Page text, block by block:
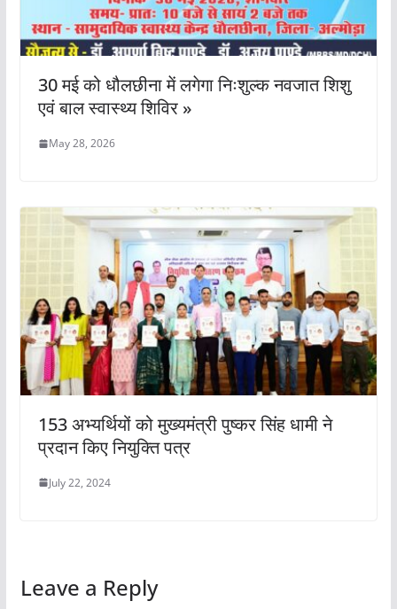
30 मई को धौलछीना में लगेगा निःशुल्क नवजात शिशु
एवं बाल स्वास्थ्य शिविर »
May 28, 2026
153 अभ्यर्थियों को मुख्यमंत्री पुष्कर सिंह धामी ने
प्रदान किए नियुक्ति पत्र
July 22, 2024
Leave a Reply